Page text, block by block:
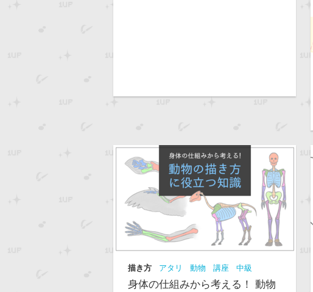
描き方 アタリ 動物 講座 中級
身体の仕組みから考える！ 動物